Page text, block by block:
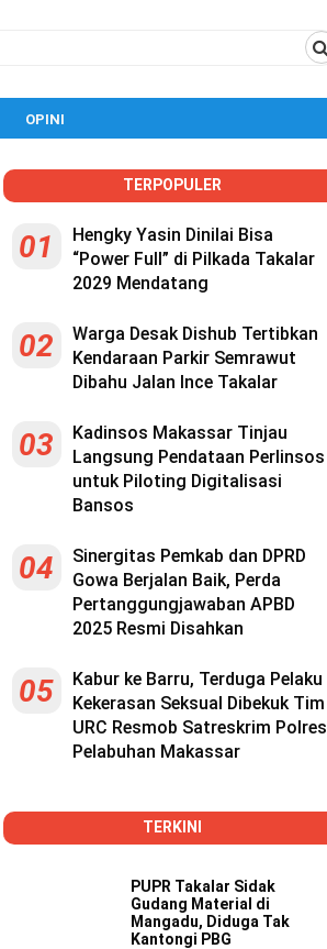
OPINI
TERPOPULER
01
Hengky Yasin Dinilai Bisa
“Power Full” di Pilkada Takalar
2029 Mendatang
02
Warga Desak Dishub Tertibkan
Kendaraan Parkir Semrawut
Dibahu Jalan Ince Takalar
03
Kadinsos Makassar Tinjau
Langsung Pendataan Perlinsos
untuk Piloting Digitalisasi
Bansos
04
Sinergitas Pemkab dan DPRD
Gowa Berjalan Baik, Perda
Pertanggungjawaban APBD
2025 Resmi Disahkan
05
Kabur ke Barru, Terduga Pelaku
Kekerasan Seksual Dibekuk Tim
URC Resmob Satreskrim Polres
Pelabuhan Makassar
TERKINI
PUPR Takalar Sidak
Gudang Material di
Mangadu, Diduga Tak
Kantongi PBG